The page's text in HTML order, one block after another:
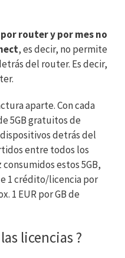
router y por mes no
, es decir, no permite
del router. Es decir,
aparte. Con cada
5GB gratuitos de
detrás del
entre todos los
estos 5GB,
1 crédito/licencia por
1 EUR por GB de
licencias ?